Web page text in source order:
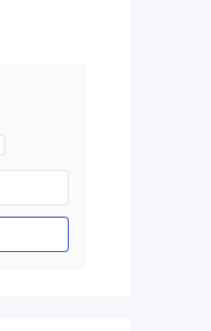
Düzenleyici Ülke/Bölge: Avustralya